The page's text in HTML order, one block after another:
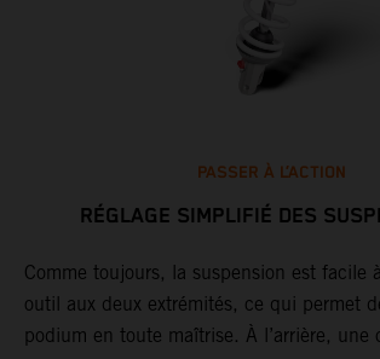
PASSER À L’ACTION
RÉGLAGE SIMPLIFIÉ DES
Comme toujours, la suspension est facile
outil aux deux extrémités, ce qui permet
podium en toute maîtrise. À l’arrière, une